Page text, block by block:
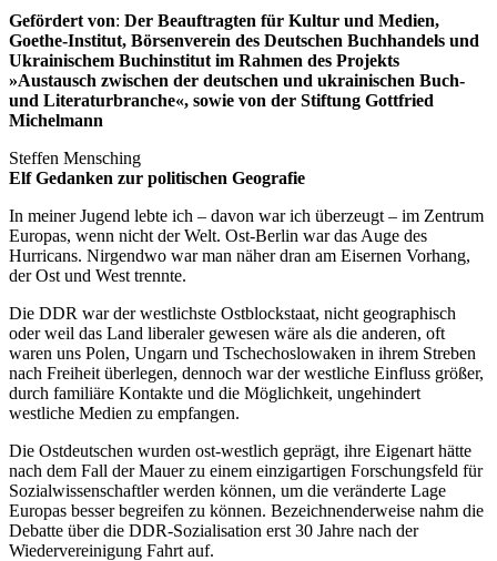
Gefördert von: Der Beauftragten für Kultur und Medien,
Goethe-Institut, Börsenverein des Deutschen Buchhandels und
Ukrainischem Buchinstitut im Rahmen des Projekts
»Austausch zwischen der deutschen und ukrainischen Buch-
und Literaturbranche«, sowie von der Stiftung Gottfried
Michelmann
Steffen Mensching
Elf Gedanken zur politischen Geografie
In meiner Jugend lebte ich – davon war ich überzeugt – im Zentrum
Europas, wenn nicht der Welt. Ost-Berlin war das Auge des
Hurricans. Nirgendwo war man näher dran am Eisernen Vorhang,
der Ost und West trennte.
Die DDR war der westlichste Ostblockstaat, nicht geographisch
oder weil das Land liberaler gewesen wäre als die anderen, oft
waren uns Polen, Ungarn und Tschechoslowaken in ihrem Streben
nach Freiheit überlegen, dennoch war der westliche Einfluss größer,
durch familiäre Kontakte und die Möglichkeit, ungehindert
westliche Medien zu empfangen.
Die Ostdeutschen wurden ost-westlich geprägt, ihre Eigenart hätte
nach dem Fall der Mauer zu einem einzigartigen Forschungsfeld für
Sozialwissenschaftler werden können, um die veränderte Lage
Europas besser begreifen zu können. Bezeichnenderweise nahm die
Debatte über die DDR-Sozialisation erst 30 Jahre nach der
Wiedervereinigung Fahrt auf.